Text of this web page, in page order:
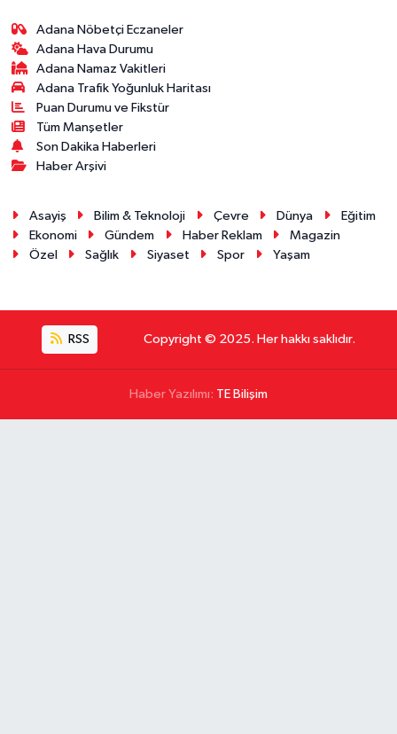
Adana Nöbetçi Eczaneler
Adana Hava Durumu
Adana Namaz Vakitleri
Adana Trafik Yoğunluk Haritası
Puan Durumu ve Fikstür
Tüm Manşetler
Son Dakika Haberleri
Haber Arşivi
Asayiş Bilim & Teknoloji Çevre Dünya
Eğitim
Ekonomi
Gündem Haber Reklam
Magazin
Özel
Sağlık Siyaset Spor Yaşam
RSS Copyright © 2025. Her hakkı saklıdır.
Haber Yazılımı: TE Bilişim